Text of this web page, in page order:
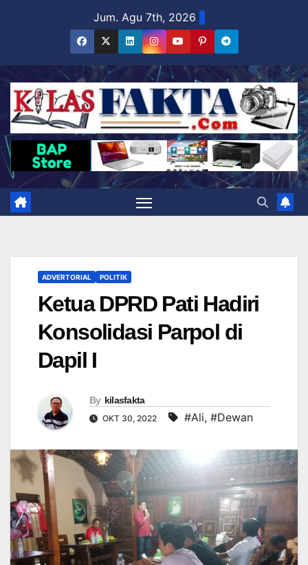
Jum. Agu 7th, 2026
ADVERTORIAL POLITIK
Ketua DPRD Pati Hadiri
Konsolidasi Parpol di
Dapil I
By kilasfakta
OKT 30, 2022 #Ali, #Dewan